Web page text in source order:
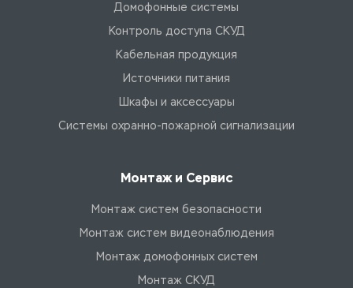
Домофонные системы
Контроль доступа СКУД
Кабельная продукция
Источники питания
Шкафы и аксессуары
Системы охранно-пожарной сигнализации
Монтаж и Сервис
Монтаж систем безопасности
Монтаж систем видеонаблюдения
Монтаж домофонных систем
Монтаж СКУД